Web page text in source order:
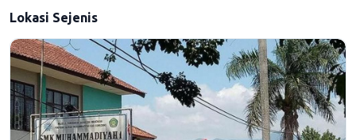
Lokasi Sejenis